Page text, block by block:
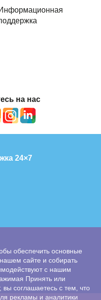
на нас
24×7
обеспечить основные
сайте и собирать
с нашим
Принять или
вы соглашаетесь с тем, что
рекламы и аналитики